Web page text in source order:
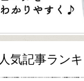
人気記事ラン